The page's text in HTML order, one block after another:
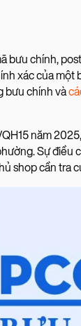
bưu chính,
xác của
bưu chính và
năm
Sự điều
shop cần tra